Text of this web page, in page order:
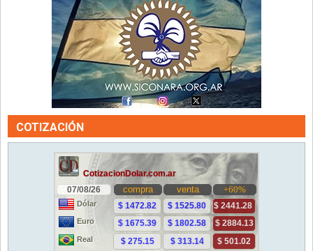
COTIZACIÓN